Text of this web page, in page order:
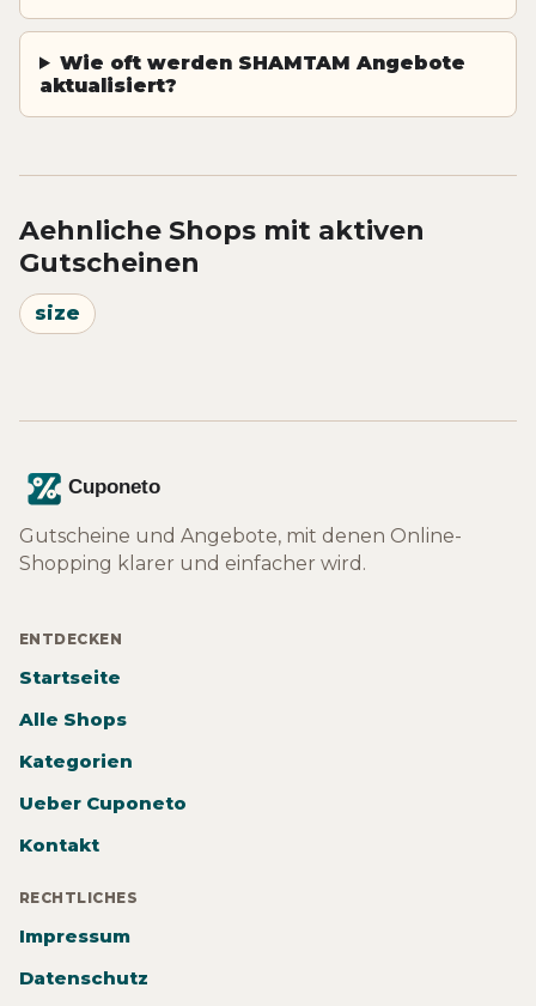
Wie oft werden SHAMTAM Angebote
aktualisiert?
Aehnliche Shops mit aktiven
Gutscheinen
size
Gutscheine und Angebote, mit denen Online-
Shopping klarer und einfacher wird.
ENTDECKEN
Startseite
Alle Shops
Kategorien
Ueber Cuponeto
Kontakt
RECHTLICHES
Impressum
Datenschutz